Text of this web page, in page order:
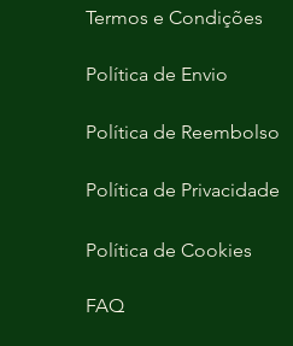
Termos e Condições
Política de Envio
Política de Reembolso
Política de Privacidade
Política de Cookies
FAQ